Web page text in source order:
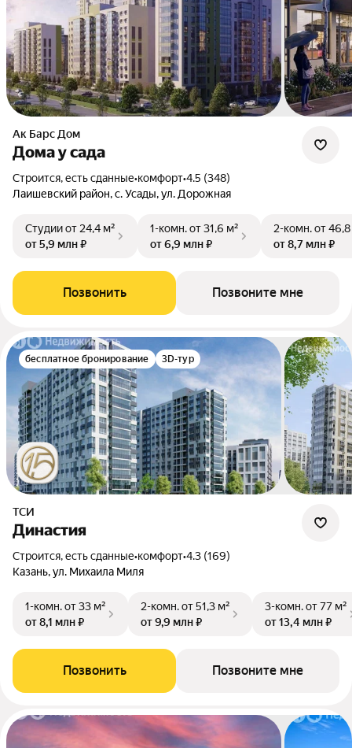
Ак Барс Дом
Дома у сада
Строится, есть сданные•комфорт•4.5 (348)
Лаишевский район, с. Усады, ул. Дорожная
Студииот 24,4 м²
от 5,9 млн ₽
1-комн.от 31,6 м²
от 6,9 млн ₽
2-комн.от
от 8,7 млн ₽
Позвонить Позвоните мне
бесплатное бронирование 3D-тур
ТСИ
Династия
Строится, есть сданные•комфорт•4.3 (169)
Казань, ул. Михаила Миля
1-комн.от 33 м²
от 8,1 млн ₽
2-комн.от 51,3 м²
от 9,9 млн ₽
3-комн.от 77 м²
от 13,4 млн ₽
Позвонить Позвоните мне